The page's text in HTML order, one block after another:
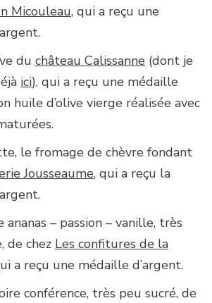
Micouleau, qui a reçu une
du château Calissanne (dont je
ici), qui a reçu une médaille
huile d’olive vierge réalisée avec
le fromage de chèvre fondant
Jousseaume, qui a reçu la
ananas – passion – vanille, très
de chez Les confitures de la
a reçu une médaille d’argent.
conférence, très peu sucré, de